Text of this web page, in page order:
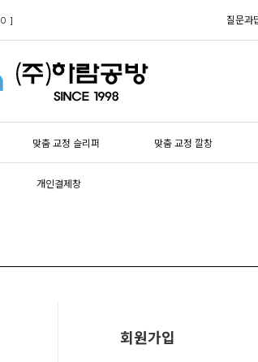
0 ] 질문과
맞춤 교정 슬리퍼 맞춤 교정 깔창
개인결제창
회원가입